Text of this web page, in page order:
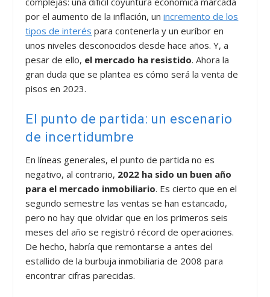
por el aumento de la inflación, unincremento de los
tipos de interés para contenerla y un euríbor en
unos niveles desconocidos desde hace años. Y, a
pesar de ello, el mercado ha resistido. Ahora la
gran duda que se plantea es cómo será la venta de
pisos en 2023.
El punto de partida: un escenario
de incertidumbre
En líneas generales, el punto de partida no es
negativo, al contrario, 2022 ha sido un buen año
para el mercado inmobiliario. Es cierto que en el
segundo semestre las ventas se han estancado,
pero no hay que olvidar que en los primeros seis
meses del año se registró récord de operaciones.
De hecho, habría que remontarse a antes del
estallido de la burbuja inmobiliaria de 2008 para
encontrar cifras parecidas.